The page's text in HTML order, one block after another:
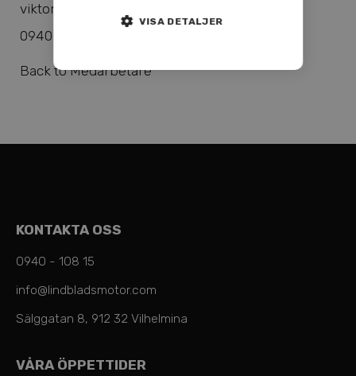
viktor@lindbladsmotor.com
0940-108 15
Back to Medarbetare
KONTAKTA OSS
0940 - 108 15
info@lindbladsmotor.com
Sälggatan 8, 912 32 Vilhelmina
VÅRA ÖPPETTIDER
VISA DETALJER